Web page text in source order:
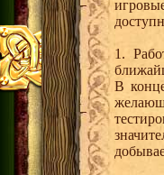
1.
В